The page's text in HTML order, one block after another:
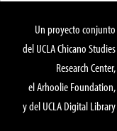
Un proyecto conjunto
del UCLA Chicano Studies
Research Center,
el Arhoolie Foundation,
y del UCLA Digital Library